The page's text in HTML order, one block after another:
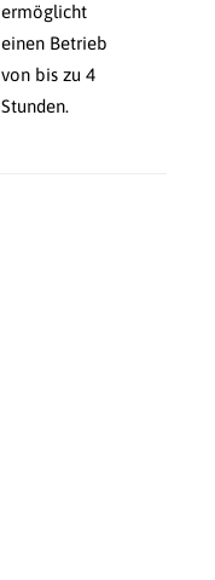
ermöglicht
einen Betrieb
von bis zu 4
Stunden.